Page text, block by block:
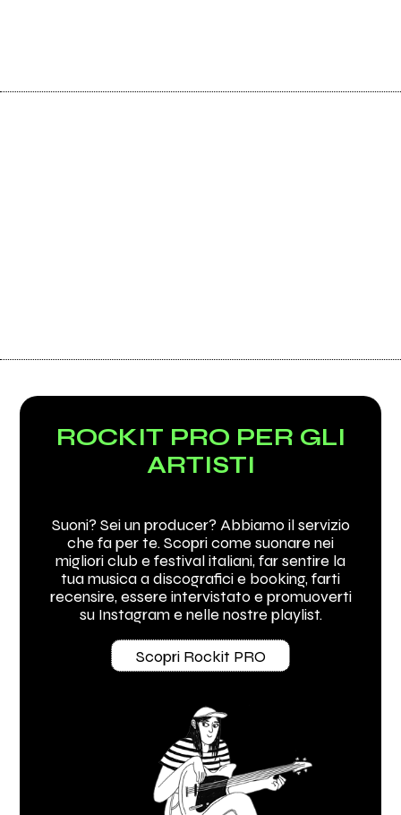
ROCKIT PRO PER GLI
ARTISTI
Suoni? Sei un producer? Abbiamo il servizio
che fa per te. Scopri come suonare nei
migliori club e festival italiani, far sentire la
tua musica a discografici e booking, farti
recensire, essere intervistato e promuoverti
su Instagram e nelle nostre playlist.
Scopri Rockit PRO